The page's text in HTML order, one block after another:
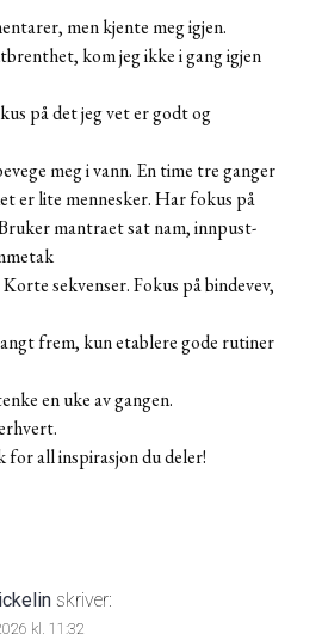
men kjente meg igjen.
kom jeg ikke i gang igjen
på det jeg vet er godt og
meg i vann. En time tre ganger
er lite mennesker. Har fokus på
mantraet sat nam, innpust-
sekvenser. Fokus på bindevev,
frem, kun etablere gode rutiner
en uke av gangen.
all inspirasjon du deler!
skriver:
kl. 11:32